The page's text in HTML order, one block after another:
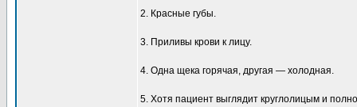
2. Красные губы.
3. Приливы крови к лицу.
4. Одна щека горячая, другая — холодная.
5. Хотя пациент выглядит круглолицым и